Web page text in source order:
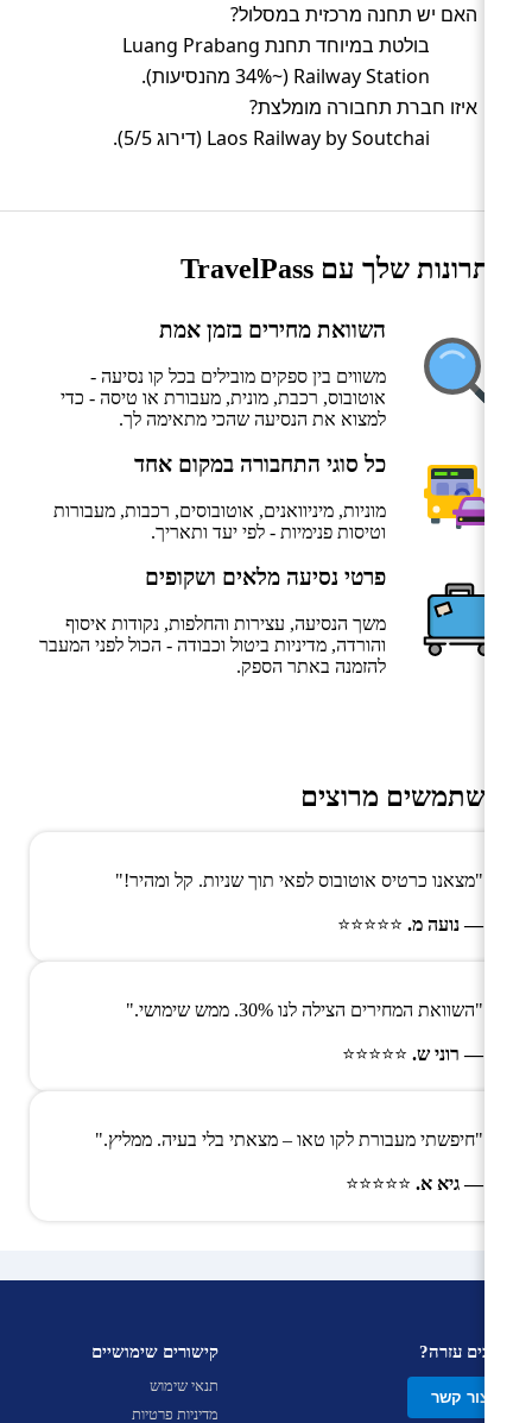
האם יש תחנה מרכזית במסלול?
בולטת במיוחד תחנת Luang Prabang
Railway Station (~34% מהנסיעות).
איזו חברת תחבורה מומלצת?
Laos Railway by Soutchai (דירוג 5/5).
היתרונות שלך עם TravelPass
השוואת מחירים בזמן אמת
משווים בין ספקים מובילים בכל קו נסיעה -
אוטובוס, רכבת, מונית, מעבורת או טיסה - כדי
למצוא את הנסיעה שהכי מתאימה לך.
כל סוגי התחבורה במקום אחד
מוניות, מיניוואנים, אוטובוסים, רכבות, מעבורות
וטיסות פנימיות - לפי יעד ותאריך.
פרטי נסיעה מלאים ושקופים
משך הנסיעה, עצירות והחלפות, נקודות איסוף
והורדה, מדיניות ביטול וכבודה - הכול לפני המעבר
להזמנה באתר הספק.
משתמשים מרוצים
"מצאנו כרטיס אוטובוס לפאי תוך שניות. קל ומהיר!"
— נועה מ. ⭐⭐⭐⭐⭐
"השוואת המחירים הצילה לנו 30%. ממש שימושי."
— רוני ש. ⭐⭐⭐⭐⭐
"חיפשתי מעבורת לקו טאו – מצאתי בלי בעיה. ממליץ."
— גיא א. ⭐⭐⭐⭐⭐
צריכים עזרה?
צור קשר
קישורים שימושיים
תנאי שימוש
מדיניות פרטיות